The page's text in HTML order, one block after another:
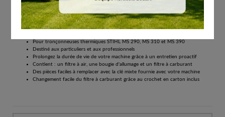
Réserver
Service Kit 5 pour tronçonneuses thermiques MS 290, MS 310 et MS 390 Une durée de
vie plus longue grâce à une maintenance proactive et régulière
Pour tronçonneuses thermiques STIHL MS 290, MS 310 et MS 390
Destiné aux particuliers et aux professionnels
Prolongez la durée de vie de votre machine grâce à un entretien proactif
Contient : un filtre à air, une bougie d'allumage et un filtre à carburant
Des pièces faciles à remplacer avec la clé mixte fournie avec votre machine
Changement facile du filtre à carburant grâce au crochet en carton inclus